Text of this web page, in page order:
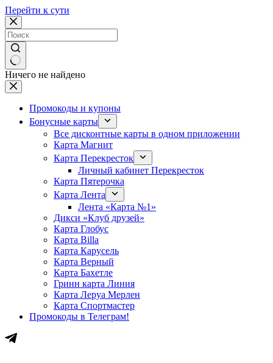
Перейти к сути
Ничего не найдено
Промокоды и купоны
Бонусные карты
Все дисконтные карты в одном приложении
Карта Магнит
Карта Перекресток
Личный кабинет Перекресток
Карта Пятерочка
Карта Лента
Лента «Карта №1»
Дикси «Клуб друзей»
Карта Глобус
Карта Billa
Карта Карусель
Карта Верный
Карта Бахетле
Гринн карта Линия
Карта Леруа Мерлен
Карта Спортмастер
Промокоды в Телеграм!